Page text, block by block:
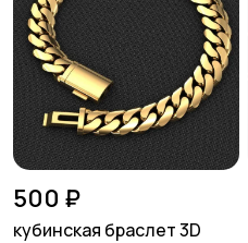
500 ₽
кубинская браслет 3D